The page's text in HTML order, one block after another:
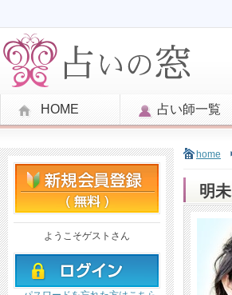
HOME 占い師一覧
ようこそゲストさん
home
明未